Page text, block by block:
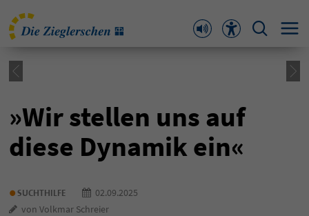
»Wir stellen uns auf
diese Dynamik ein«
• SUCHTHILFE
02.09.2025
von Volkmar Schreier